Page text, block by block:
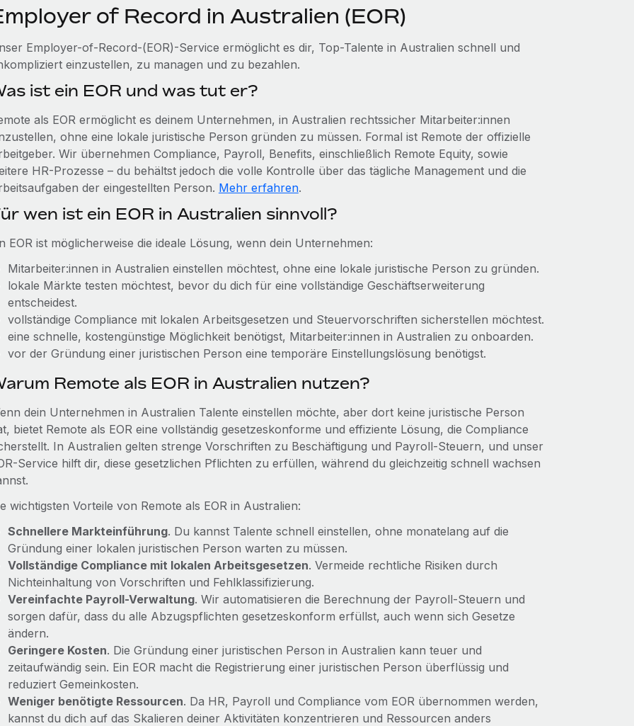
of Record in Australien (EOR)
Employer-of-Record-(EOR)-Service ermöglicht es dir, Top-Talente in Australien schnell und
einzustellen, zu managen und zu bezahlen.
ist ein EOR und was tut er?
als EOR ermöglicht es deinem Unternehmen, in Australien rechtssicher Mitarbeiter:innen
ohne eine lokale juristische Person gründen zu müssen. Formal ist Remote der offizielle
Wir übernehmen Compliance, Payroll, Benefits, einschließlich Remote Equity, sowie
HR-Prozesse – du behältst jedoch die volle Kontrolle über das tägliche Management und die
der eingestellten Person. Mehr erfahren.
wen ist ein EOR in Australien sinnvoll?
EOR ist möglicherweise die ideale Lösung, wenn dein Unternehmen:
Mitarbeiter:innen in Australien einstellen möchtest, ohne eine lokale juristische Person zu gründen.
lokale Märkte testen möchtest, bevor du dich für eine vollständige Geschäftserweiterung
entscheidest.
vollständige Compliance mit lokalen Arbeitsgesetzen und Steuervorschriften sicherstellen möchtest.
eine schnelle, kostengünstige Möglichkeit benötigst, Mitarbeiter:innen in Australien zu onboarden.
vor der Gründung einer juristischen Person eine temporäre Einstellungslösung benötigst.
Remote als EOR in Australien nutzen?
dein Unternehmen in Australien Talente einstellen möchte, aber dort keine juristische Person
bietet Remote als EOR eine vollständig gesetzeskonforme und effiziente Lösung, die Compliance
In Australien gelten strenge Vorschriften zu Beschäftigung und Payroll-Steuern, und unser
Service hilft dir, diese gesetzlichen Pflichten zu erfüllen, während du gleichzeitig schnell wachsen
wichtigsten Vorteile von Remote als EOR in Australien:
Schnellere Markteinführung. Du kannst Talente schnell einstellen, ohne monatelang auf die
Gründung einer lokalen juristischen Person warten zu müssen.
Vollständige Compliance mit lokalen Arbeitsgesetzen. Vermeide rechtliche Risiken durch
Nichteinhaltung von Vorschriften und Fehlklassifizierung.
Vereinfachte Payroll-Verwaltung. Wir automatisieren die Berechnung der Payroll-Steuern und
sorgen dafür, dass du alle Abzugspflichten gesetzeskonform erfüllst, auch wenn sich Gesetze
ändern.
Geringere Kosten. Die Gründung einer juristischen Person in Australien kann teuer und
zeitaufwändig sein. Ein EOR macht die Registrierung einer juristischen Person überflüssig und
reduziert Gemeinkosten.
Weniger benötigte Ressourcen. Da HR, Payroll und Compliance vom EOR übernommen werden,
kannst du dich auf das Skalieren deiner Aktivitäten konzentrieren und Ressourcen anders